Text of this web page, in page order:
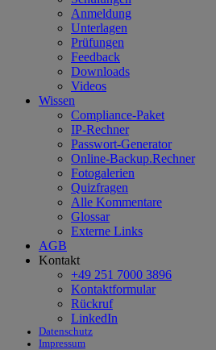
Anmeldung
Unterlagen
Prüfungen
Feedback
Downloads
Videos
Wissen
Compliance-Paket
IP-Rechner
Passwort-Generator
Online-Backup.Rechner
Fotogalerien
Quizfragen
Alle Kommentare
Glossar
Externe Links
AGB
Kontakt
+49 251 7000 3896
Kontaktformular
Rückruf
LinkedIn
Datenschutz
Impressum